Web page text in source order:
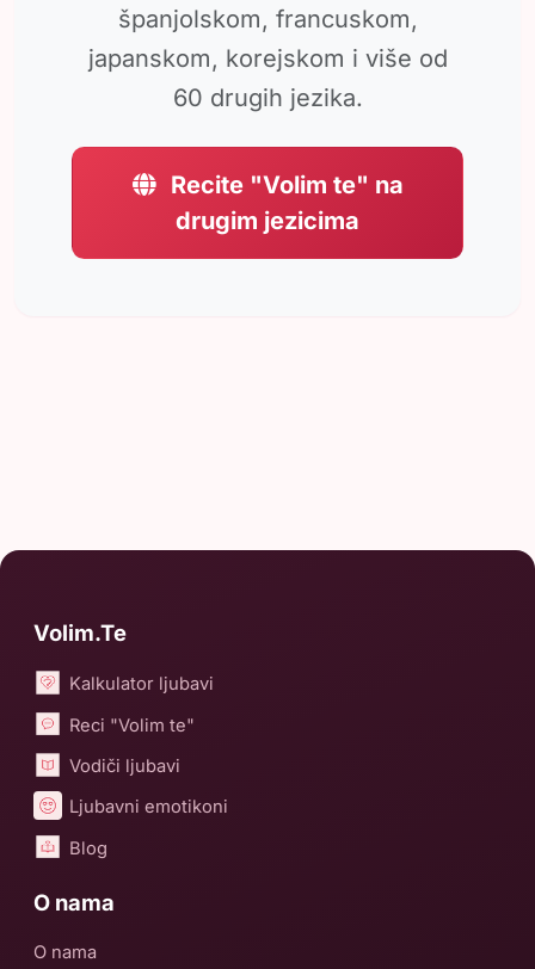
španjolskom, francuskom,
japanskom, korejskom i više od
60 drugih jezika.
Recite "Volim te" na
drugim jezicima
Volim.Te
Kalkulator ljubavi
Reci "Volim te"
Vodiči ljubavi
Ljubavni emotikoni
Blog
O nama
O nama